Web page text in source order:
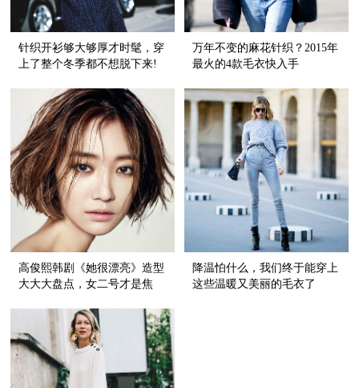
针织开衫够大够厚才时髦，穿
上了整个冬季都不想脱下来!
万年不变的麻花针织？2015年
最火的4款毛衣快入手
高俊熙韩剧《她很漂亮》造型
大大大盘点，女二号才是焦
降温怕什么，我们终于能穿上
这些温暖又美丽的毛衣了